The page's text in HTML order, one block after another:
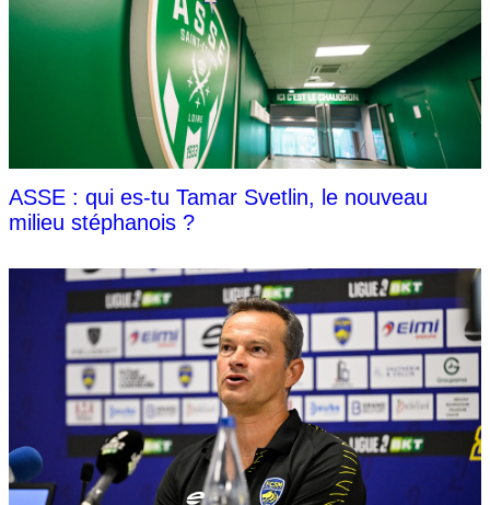
ASSE : qui es-tu Tamar Svetlin, le nouveau
milieu stéphanois ?